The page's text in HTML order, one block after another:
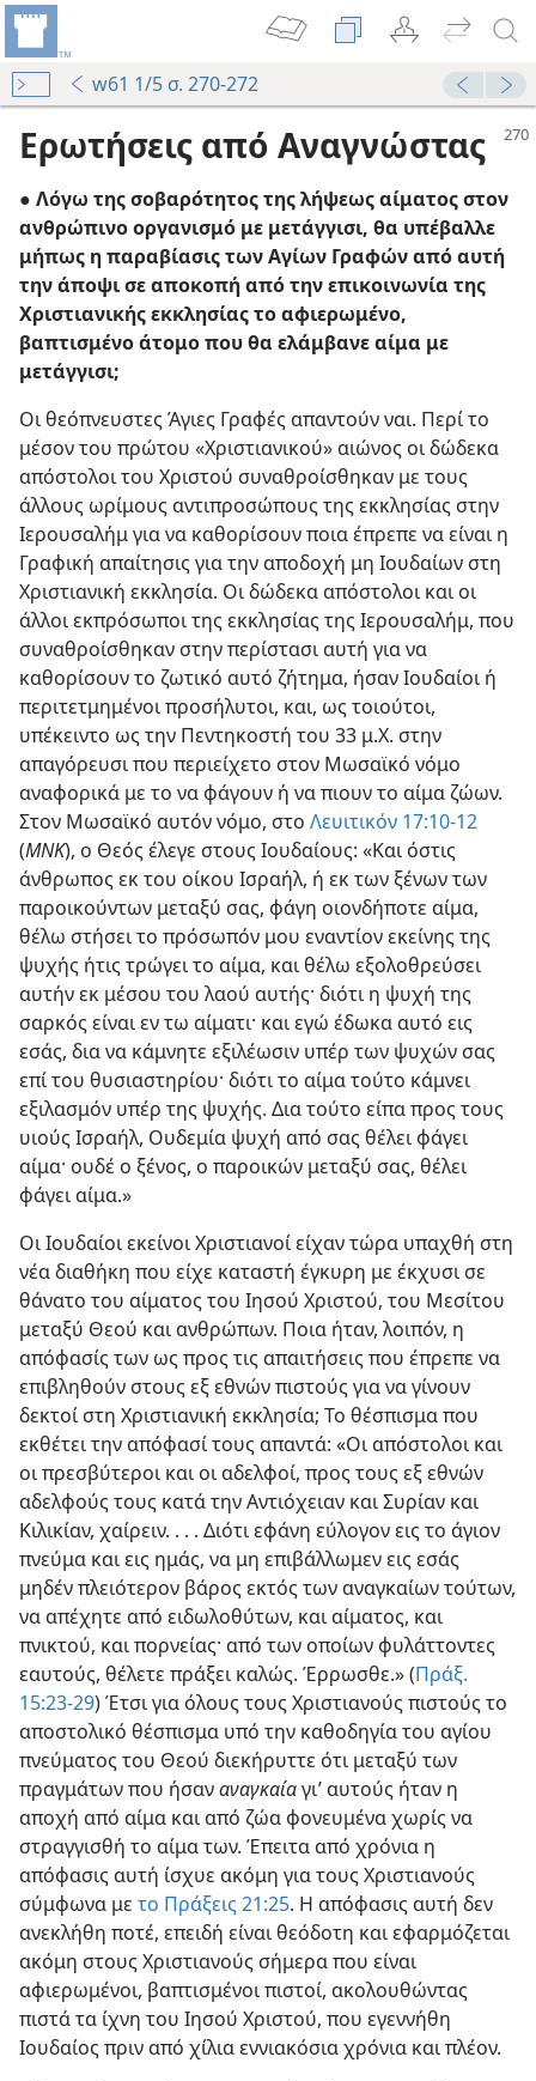
w61 1/5 σ. 270-272
Ερωτήσεις από Αναγνώστας
● Λόγω της σοβαρότητος της λήψεως αίματος στον
ανθρώπινο οργανισμό με μετάγγισι, θα υπέβαλλε
μήπως η παραβίασις των Αγίων Γραφών από αυτή
την άποψι σε αποκοπή από την επικοινωνία της
Χριστιανικής εκκλησίας το αφιερωμένο,
βαπτισμένο άτομο που θα ελάμβανε αίμα με
μετάγγισι;
Οι θεόπνευστες Άγιες Γραφές απαντούν ναι. Περί το
μέσον του πρώτου «Χριστιανικού» αιώνος οι δώδεκα
απόστολοι του Χριστού συναθροίσθηκαν με τους
άλλους ωρίμους αντιπροσώπους της εκκλησίας στην
Ιερουσαλήμ για να καθορίσουν ποια έπρεπε να είναι η
Γραφική απαίτησις για την αποδοχή μη Ιουδαίων στη
Χριστιανική εκκλησία. Οι δώδεκα απόστολοι και οι
άλλοι εκπρόσωποι της εκκλησίας της Ιερουσαλήμ, που
συναθροίσθηκαν στην περίστασι αυτή για να
καθορίσουν το ζωτικό αυτό ζήτημα, ήσαν Ιουδαίοι ή
περιτετμημένοι προσήλυτοι, και, ως τοιούτοι,
υπέκειντο ως την Πεντηκοστή του 33 μ.Χ. στην
απαγόρευσι που περιείχετο στον Μωσαϊκό νόμο
αναφορικά με το να φάγουν ή να πιουν το αίμα ζώων.
Στον Μωσαϊκό αυτόν νόμο, στο Λευιτικόν 17:10-12
(ΜΝΚ), ο Θεός έλεγε στους Ιουδαίους: «Και όστις
άνθρωπος εκ του οίκου Ισραήλ, ή εκ των ξένων των
παροικούντων μεταξύ σας, φάγη οιονδήποτε αίμα,
θέλω στήσει το πρόσωπόν μου εναντίον εκείνης της
ψυχής ήτις τρώγει το αίμα, και θέλω εξολοθρεύσει
αυτήν εκ μέσου του λαού αυτής· διότι η ψυχή της
σαρκός είναι εν τω αίματι· και εγώ έδωκα αυτό εις
εσάς, δια να κάμνητε εξιλέωσιν υπέρ των ψυχών σας
επί του θυσιαστηρίου· διότι το αίμα τούτο κάμνει
εξιλασμόν υπέρ της ψυχής. Δια τούτο είπα προς τους
υιούς Ισραήλ, Ουδεμία ψυχή από σας θέλει φάγει
αίμα· ουδέ ο ξένος, ο παροικών μεταξύ σας, θέλει
φάγει αίμα.»
Οι Ιουδαίοι εκείνοι Χριστιανοί είχαν τώρα υπαχθή στη
νέα διαθήκη που είχε καταστή έγκυρη με έκχυσι σε
θάνατο του αίματος του Ιησού Χριστού, του Μεσίτου
μεταξύ Θεού και ανθρώπων. Ποια ήταν, λοιπόν, η
απόφασίς των ως προς τις απαιτήσεις που έπρεπε να
επιβληθούν στους εξ εθνών πιστούς για να γίνουν
δεκτοί στη Χριστιανική εκκλησία; Το θέσπισμα που
εκθέτει την απόφασί τους απαντά: «Οι απόστολοι και
οι πρεσβύτεροι και οι αδελφοί, προς τους εξ εθνών
αδελφούς τους κατά την Αντιόχειαν και Συρίαν και
Κιλικίαν, χαίρειν. . . . Διότι εφάνη εύλογον εις το άγιον
πνεύμα και εις ημάς, να μη επιβάλλωμεν εις εσάς
μηδέν πλειότερον βάρος εκτός των αναγκαίων τούτων,
να απέχητε από ειδωλοθύτων, και αίματος, και
πνικτού, και πορνείας· από των οποίων φυλάττοντες
εαυτούς, θέλετε πράξει καλώς. Έρρωσθε.» (Πράξ.
15:23-29) Έτσι για όλους τους Χριστιανούς πιστούς το
αποστολικό θέσπισμα υπό την καθοδηγία του αγίου
πνεύματος του Θεού διεκήρυττε ότι μεταξύ των
πραγμάτων που ήσαναναγκαίαγι’ αυτούς ήταν η
αποχή από αίμα και από ζώα φονευμένα χωρίς να
στραγγισθή το αίμα των. Έπειτα από χρόνια η
απόφασις αυτή ίσχυε ακόμη για τους Χριστιανούς
σύμφωνα με το Πράξεις 21:25. Η απόφασις αυτή δεν
ανεκλήθη ποτέ, επειδή είναι θεόδοτη και εφαρμόζεται
ακόμη στους Χριστιανούς σήμερα που είναι
αφιερωμένοι, βαπτισμένοι πιστοί, ακολουθώντας
πιστά τα ίχνη του Ιησού Χριστού, που εγεννήθη
Ιουδαίος πριν από χίλια εννιακόσια χρόνια και πλέον.